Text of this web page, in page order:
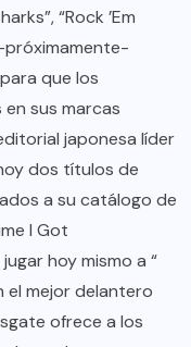
“Rock ’Em
próximamente-
que los
sus marcas
japonesa líder
dos títulos de
a su catálogo de
I Got
hoy mismo a “
el mejor delantero
ofrece a los